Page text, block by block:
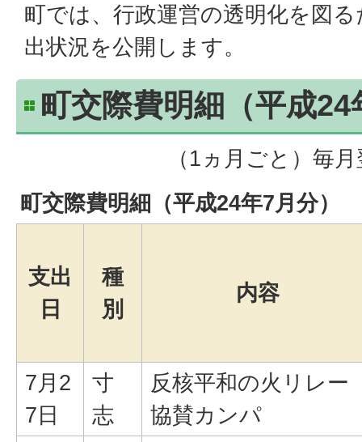
町では、行政運営の透明化を図
出状況を公開します。
町交際費明細（平成24
（1ヵ月ごと）毎
町交際費明細（平成24年7月分）
支出
日
種
別
内容
7月2
7日
寸
志
反核平和の火リレー
協賛カンパ